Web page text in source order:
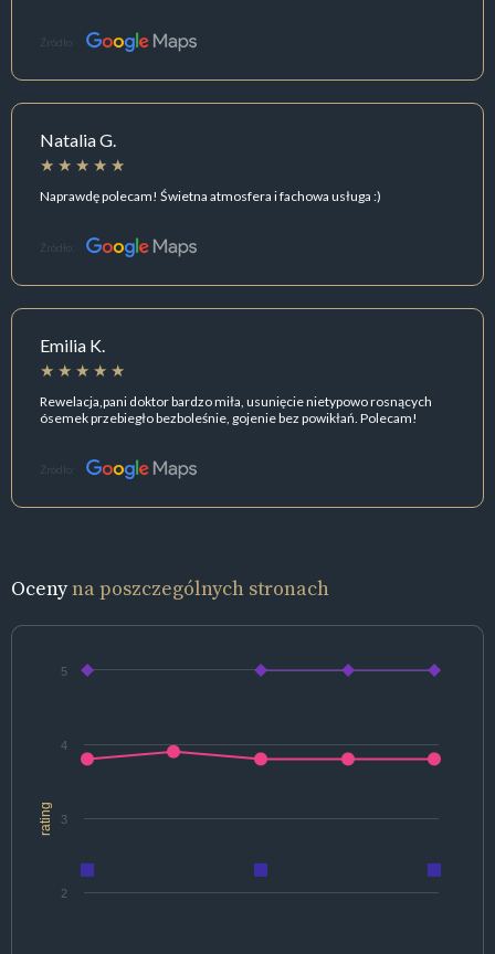
Źródło:
Natalia G.
Naprawdę polecam! Świetna atmosfera i fachowa usługa :)
Źródło:
Emilia K.
Rewelacja,pani doktor bardzo miła, usunięcie nietypowo rosnących
ósemek przebiegło bezboleśnie, gojenie bez powikłań. Polecam!
Źródło:
Ocenyna poszczególnych stronach
rating
2
3
4
5